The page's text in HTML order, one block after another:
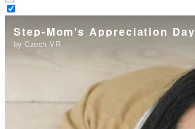
Step-Mom's Appreciation Day
by Czech VR